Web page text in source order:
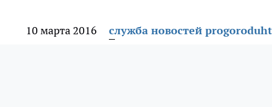
10 марта 2016 служба новостей